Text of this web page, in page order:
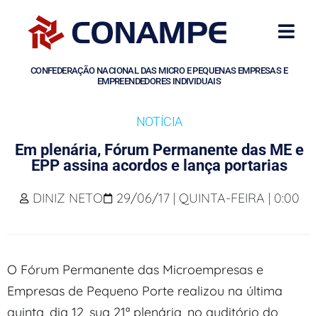
CONFEDERAÇÃO NACIONAL DAS MICRO E PEQUENAS EMPRESAS E
EMPREENDEDORES INDIVIDUAIS
NOTÍCIA
Em plenária, Fórum Permanente das ME e
EPP assina acordos e lança portarias
DINIZ NETO 29/06/17 | QUINTA-FEIRA | 0:00
O Fórum Permanente das Microempresas e
Empresas de Pequeno Porte realizou na última
quinta, dia 12, sua 21ª plenária, no auditório do